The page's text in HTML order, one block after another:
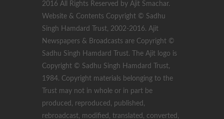
2016 All Rights Reserved by Ajit Smachar.
Website & Contents Copyright © Sadhu
Singh Hamdard Trust, 2002-2016. Ajit
Newspapers & Broadcasts are Copyright ©
Sadhu Singh Hamdard Trust. The Ajit logo is
Copyright © Sadhu Singh Hamdard Trust,
1984. Copyright materials belonging to the
Trust may not in whole or in part be
produced, reproduced, published,
rebroadcast, modified, translated, converted,